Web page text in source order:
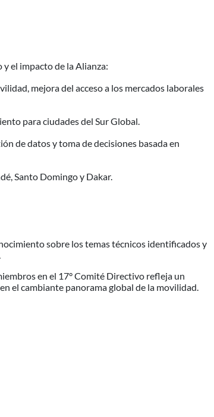
el impacto de la Alianza:
mejora del acceso a los mercados laborales
para ciudades del Sur Global.
de datos y toma de decisiones basada en
Santo Domingo y Dakar.
sobre los temas técnicos identificados y
en el 17° Comité Directivo refleja un
el cambiante panorama global de la movilidad.